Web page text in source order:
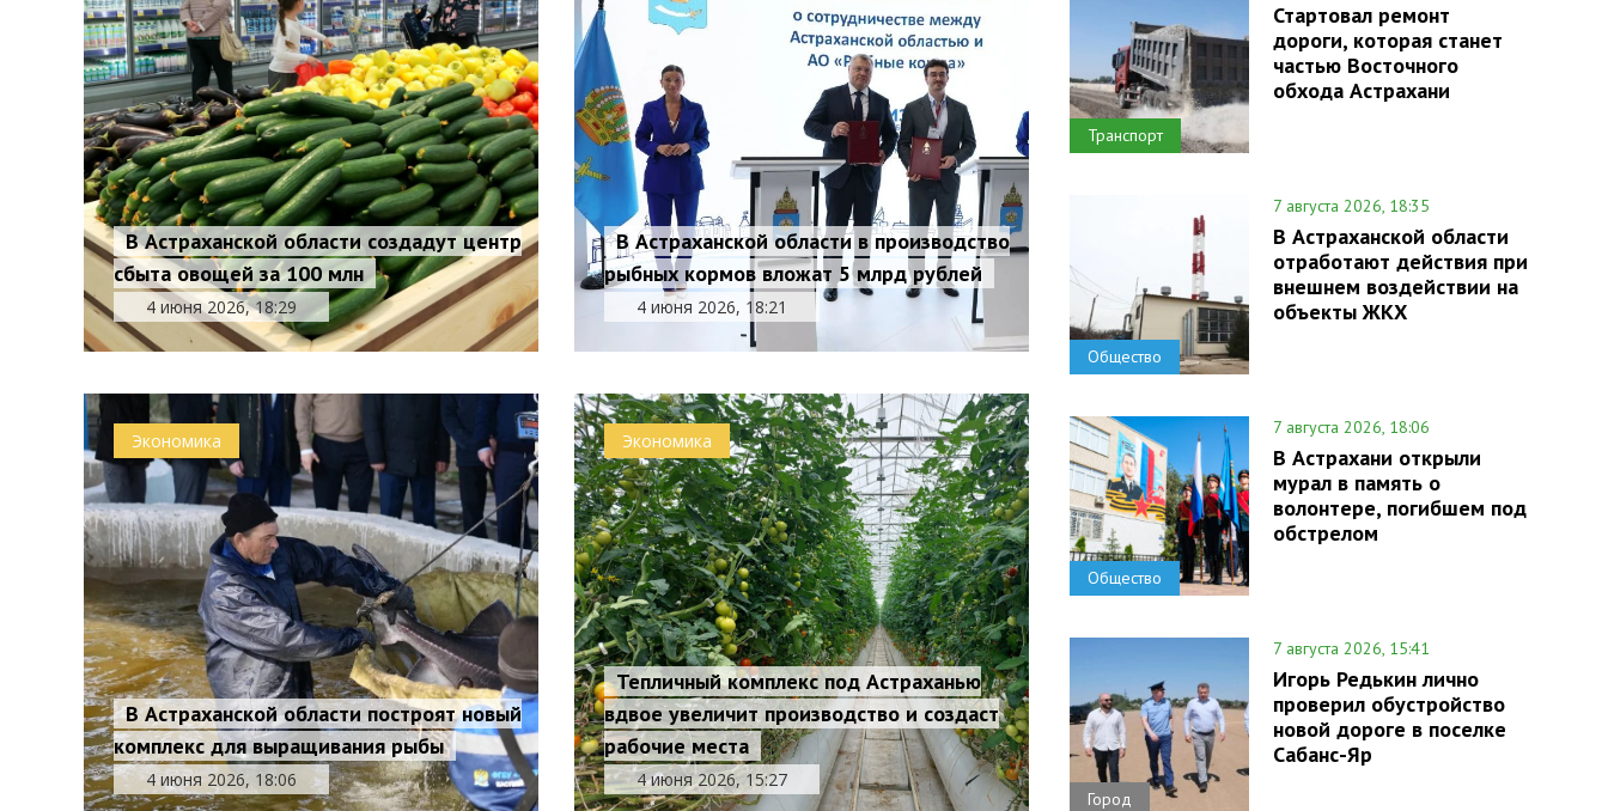
В Астраханской области создадут центр
сбыта овощей за 100 млн
4 июня 2026, 18:29
В Астраханской области в производство
рыбных кормов вложат 5 млрд рублей
4 июня 2026, 18:21
Экономика
В Астраханской области построят новый
комплекс для выращивания рыбы
4 июня 2026, 18:06
Экономика
Тепличный комплекс под Астраханью
вдвое увеличит производство и создаст
рабочие места
4 июня 2026, 15:27
Транспорт
Стартовал ремонт
дороги, которая станет
частью Восточного
обхода Астрахани
Общество
7 августа 2026, 18:35
В Астраханской области
отработают действия при
внешнем воздействии на
объекты ЖКХ
Общество
7 августа 2026, 18:06
В Астрахани открыли
мурал в память о
волонтере, погибшем под
обстрелом
Город
7 августа 2026, 15:41
Игорь Редькин лично
проверил обустройство
новой дороге в поселке
Сабанс-Яр